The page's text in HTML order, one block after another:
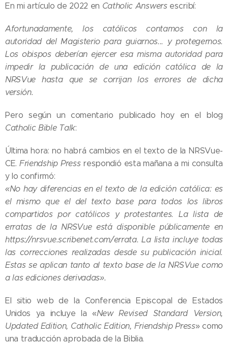
En mi artículo de 2022 en Catholic Answersescribí:
Afortunadamente, los católicos contamos con la
autoridad del Magisterio para guiarnos... y protegernos.
Los obispos deberían ejercer esa misma autoridad para
impedir la publicación de una edición católica de la
NRSVue hasta que se corrijan los errores de dicha
versión.
Pero según un comentario publicado hoy en el blog
Catholic Bible Talk:
Última hora: no habrá cambios en el texto de la NRSVue-
CE.Friendship Pressrespondió esta mañana a mi consulta
y lo confirmó:
«No hay diferencias en el texto de la edición católica: es
el mismo que el del texto base para todos los libros
compartidos por católicos y protestantes. La lista de
erratas de la NRSVue está disponible públicamente en
https://nrsvue.scribenet.com/errata. La lista incluye todas
las correcciones realizadas desde su publicación inicial.
Estas se aplican tanto al texto base de la NRSVue como
a las ediciones derivadas».
El sitio web de la Conferencia Episcopal de Estados
Unidos ya incluye la «New Revised Standard Version,
Updated Edition, Catholic Edition, Friendship Press» como
una traducción aprobada de la Biblia.
05.08.2026
Ley del
suicidio